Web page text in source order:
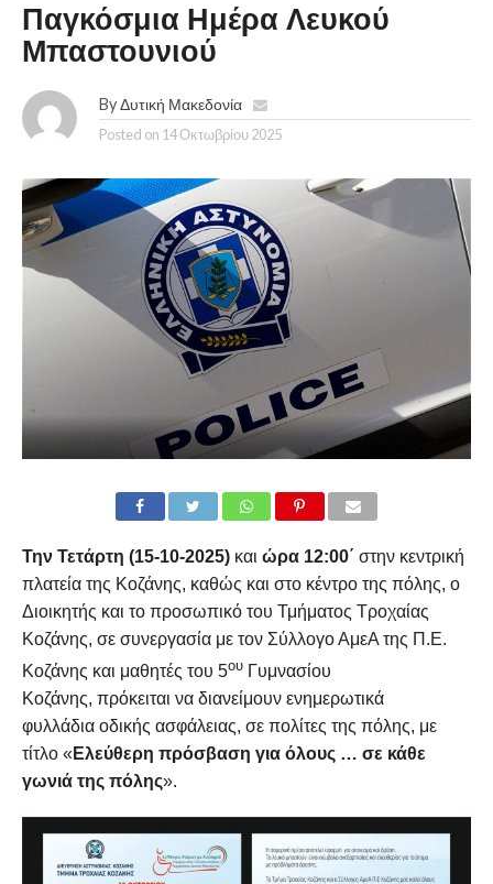
Παγκόσμια Ημέρα Λευκού
Μπαστουνιού
By Δυτική Μακεδονία
Posted on 14 Οκτωβρίου 2025
Την Τετάρτη (15-10-2025)και ώρα 12:00΄ στην κεντρική
πλατεία της Κοζάνης, καθώς και στο κέντρο της πόλης, ο
Διοικητής και το προσωπικό του Τμήματος Τροχαίας
Κοζάνης, σε συνεργασία με τον Σύλλογο ΑμεΑ της Π.Ε.
Κοζάνης και μαθητές του 5ουΓυμνασίου
Κοζάνης, πρόκειται να διανείμουν ενημερωτικά
φυλλάδια οδικής ασφάλειας, σε πολίτες της πόλης, με
τίτλο « Ελεύθερη πρόσβαση για όλους … σε κάθε
γωνιά της πόλης».